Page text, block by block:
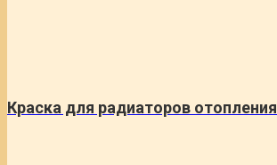
Краска для радиаторов отопления